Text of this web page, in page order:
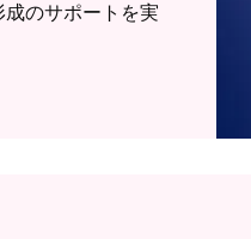
のサポートを実